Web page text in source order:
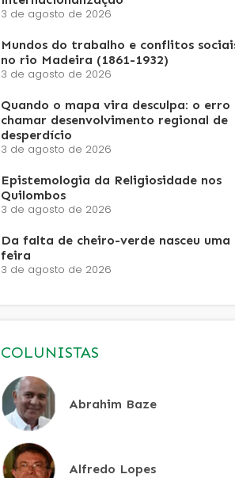
3 de agosto de 2026
Mundos do trabalho e conflitos
no rio Madeira (1861-1932)
3 de agosto de 2026
Quando o mapa vira desculpa: o erro
chamar desenvolvimento regional de
desperdício
3 de agosto de 2026
Epistemologia da Religiosidade nos
Quilombos
3 de agosto de 2026
Da falta de cheiro-verde nasceu uma
feira
3 de agosto de 2026
COLUNISTAS
Abrahim Baze
Alfredo Lopes